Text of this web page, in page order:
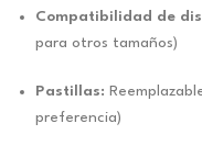
Compatibilidad de
para otros tamaños)
Pastillas:
preferencia)